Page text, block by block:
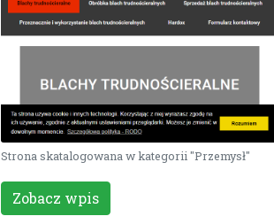
Strona skatalogowana w kategorii "Przemysł"
Zobacz wpis